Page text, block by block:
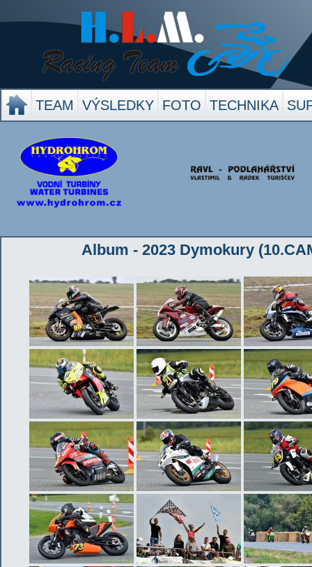
TEAM VÝSLEDKY FOTO TECHNIKA
Album - 2023 Dymokury